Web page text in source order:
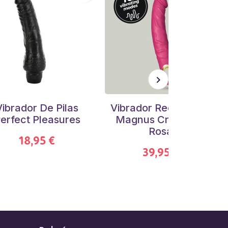
De Pilas
Pleasures
18,95 €
Vibrador Recargable
Magnus Crushious
Rosa
39,95 €